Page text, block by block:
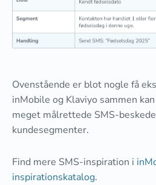
Ovenstående er blot nogle få
inMobile og Klaviyo sammen
meget målrettede SMS-
kundesegmenter.
Find mere SMS-inspiration i
inspirationskatalog.